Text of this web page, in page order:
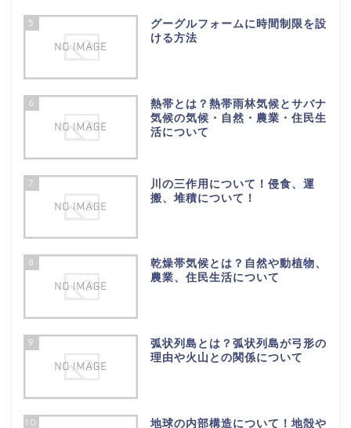
5
グーグルフォームに時間制限を設
ける方法
6
熱帯とは？熱帯雨林気候とサバナ
気候の気候・自然・農業・住民生
活について
7
川の三作用について！侵食、運
搬、堆積について！
8
乾燥帯気候とは？自然や動植物、
農業、住民生活について
9
弧状列島とは？弧状列島が弓形の
理由や火山との関係について
10 地球の内部構造について！地殻や